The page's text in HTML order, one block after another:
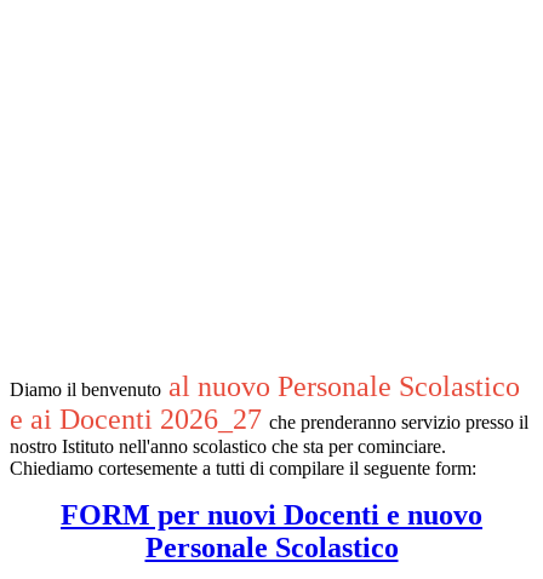
Diamo il benvenuto al nuovo Personale Scolastico
e ai Docenti 2026_27 che prenderanno servizio presso il
nostro Istituto nell'anno scolastico che sta per cominciare.
Chiediamo cortesemente a tutti di compilare il seguente form:
FORM per nuovi Docenti e nuovo
Personale Scolastico